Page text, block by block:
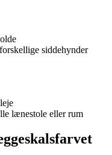
siddehynder
lænestole eller rum